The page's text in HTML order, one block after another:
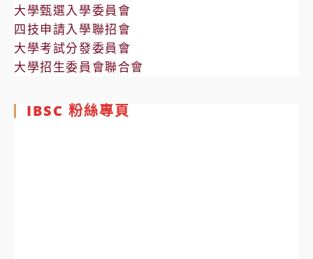
大學甄選入學委員會
四技申請入學聯招會
大學考試分發委員會
大學招生委員會聯合會
IBSC 粉絲專頁